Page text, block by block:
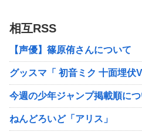
相互RSS
【声優】篠原侑さんについて
グッスマ「 初音ミク 十面埋伏
今週の少年ジャンプ掲載順につ
ねんどろいど「アリス」